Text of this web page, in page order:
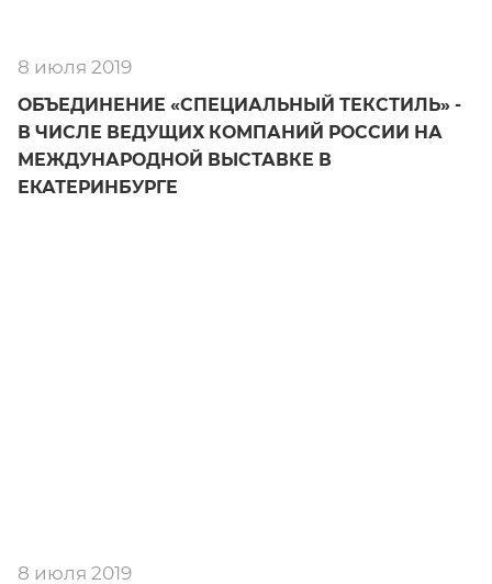
8 июля 2019
ОБЪЕДИНЕНИЕ «СПЕЦИАЛЬНЫЙ ТЕКСТИЛЬ» -
В ЧИСЛЕ ВЕДУЩИХ КОМПАНИЙ РОССИИ НА
МЕЖДУНАРОДНОЙ ВЫСТАВКЕ В
ЕКАТЕРИНБУРГЕ
8 июля 2019